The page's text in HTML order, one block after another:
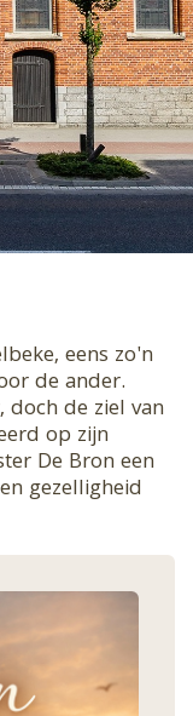
eens zo'n
de ander.
de ziel van
op zijn
De Bron een
gezelligheid